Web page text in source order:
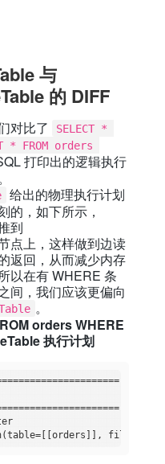
与
的 DIFF
对比了
SELECT *
* FROM orders
打印出的逻辑执行
给出的物理执行计划
的，如下所示，
到
点上，这样做到边读
返回，从而减少内存
以在有 WHERE 条
间，我们应该更偏向
。
orders WHERE
执行计划